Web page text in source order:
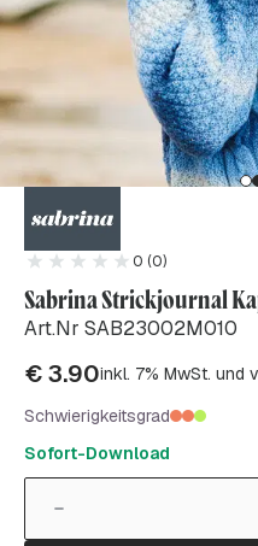
0 (0)
Sabrina Strickjournal
Art.Nr SAB23002M010
€3.90inkl. 7% MwSt. und
Schwierigkeitsgrad
Sofort-Download